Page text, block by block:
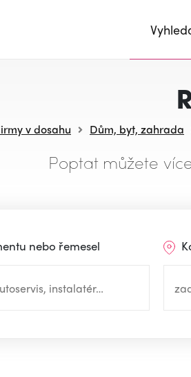
v dosahu Dům, byt, zahrada
Poptat můžete
nebo řemesel